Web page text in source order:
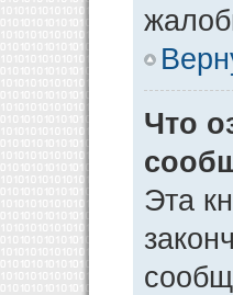
Что
Эта